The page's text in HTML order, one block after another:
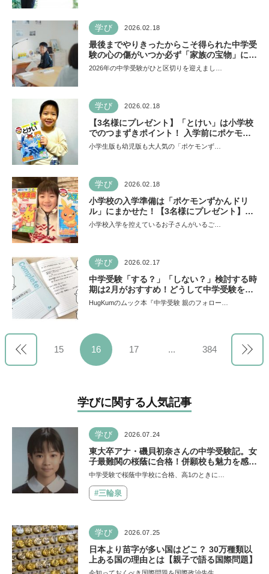
学び 2026.02.18
最後までやりきったからこそ得られた中学受
験の心の傷がいつか必ず「家族の宝物」にな
る 教育ジャーナリストおおたとしまさ
2026年の中学受験がひと区切りを迎えまし…
学び 2026.02.18
【3名様にプレゼント】「とけい」は小学校
でのつまずきポイント！ 入学前にポケモン
ドリルが最適解
小学生版も幼児版も大人気の「ポケモンず…
学び 2026.02.18
小学校の入学準備は「ポケモンずかんドリ
ル」にまかせた！【3名様にプレゼント】ポ
ケモン大好きっ子ならドハマり確定♪
小学校入学を控えているお子さんがいるご…
学び 2026.02.17
中学受験「する？」「しない？」検討する時
期は2月がおすすめ！どうして中学受験を考
えたのか、基本軸とコンセプトノートをつく
HugKumのムック本『中学受験 親のフォロー…
15 16 17 ... 384
学びに関する人気記事
学び 2026.07.24
東大卒アナ・磯貝初奈さんの中学受験記。女
子最難関の桜蔭に合格！併願校も魅力を感じ
た渋渋に。母親の声かけは「睡眠が何より大
中学受験で桜蔭中学校に合格、高1のときに…
#三輪泉
学び 2026.07.25
日本より苗字が多い国はどこ？ 30万種類以
上ある国の理由とは【親子で語る国際問題】